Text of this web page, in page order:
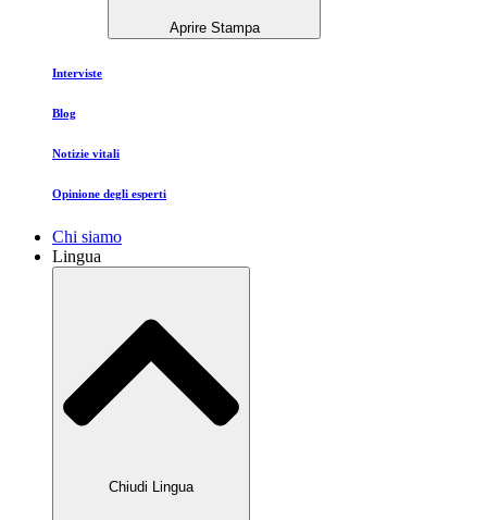
Aprire Stampa
Interviste
Blog
Notizie vitali
Opinione degli esperti
Chi siamo
Lingua
Chiudi Lingua